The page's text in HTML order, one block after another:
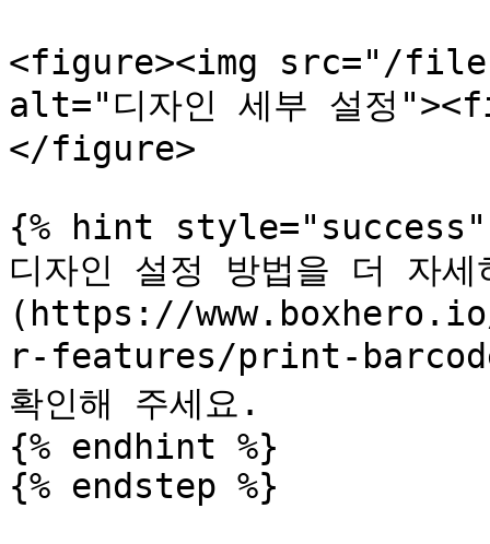
<figure><img src="/files/
alt="디자인 세부 설정
</figure>
{% hint style="success"
디자인 설정 방법을 더 자
(https://
r-features/print-
확인해 주세요.
{% endhint %}
{% endstep %}